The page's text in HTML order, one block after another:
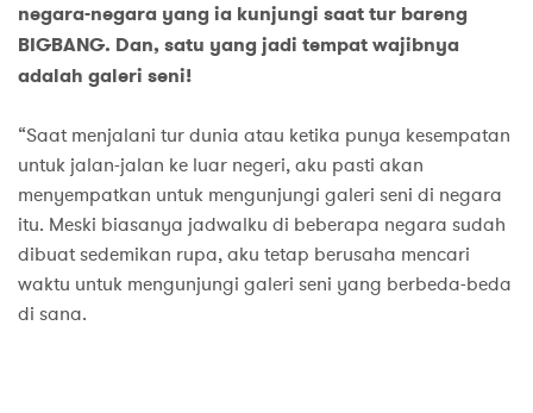
negara-negara yang ia kunjungi saat tur bareng
BIGBANG. Dan, satu yang jadi tempat wajibnya
adalah galeri seni!
“Saat menjalani tur dunia atau ketika punya kesempatan
untuk jalan-jalan ke luar negeri, aku pasti akan
menyempatkan untuk mengunjungi galeri seni di negara
itu. Meski biasanya jadwalku di beberapa negara sudah
dibuat sedemikan rupa, aku tetap berusaha mencari
waktu untuk mengunjungi galeri seni yang berbeda-beda
di sana.